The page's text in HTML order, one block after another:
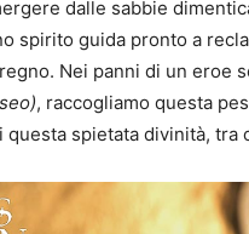
dalle sabbie
spirito guida pronto a
Nei panni di un eroe
, raccogliamo questa
questa spietata divinità, tra